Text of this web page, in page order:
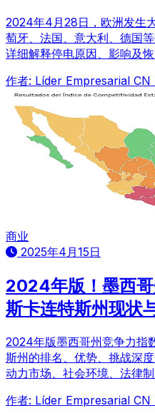
2024年4月28日，欧洲发生
萄牙、法国、意大利、德国
详细解释停电原因、影响及
作者: Líder Empresarial CN
商业
2025年4月15日
2024年版！墨西
斯卡连特斯州现状
2024年版墨西哥州竞争力指
斯州的排名、优势、挑战深
动力市场、社会环境、法律
作者: Líder Empresarial CN